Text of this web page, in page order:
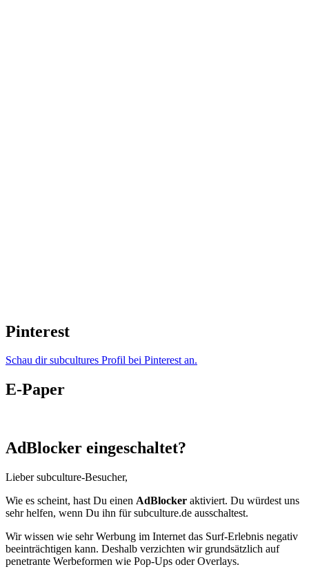
Pinterest
Schau dir subcultures Profil bei Pinterest an.
E-Paper
AdBlocker eingeschaltet?
Lieber subculture-Besucher,
Wie es scheint, hast Du einen AdBlocker aktiviert. Du würdest uns
sehr helfen, wenn Du ihn für subculture.de ausschaltest.
Wir wissen wie sehr Werbung im Internet das Surf-Erlebnis negativ
beeinträchtigen kann. Deshalb verzichten wir grundsätzlich auf
penetrante Werbeformen wie Pop-Ups oder Overlays.